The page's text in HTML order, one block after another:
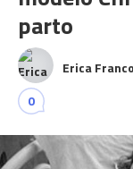
parto
Erica Franco
0